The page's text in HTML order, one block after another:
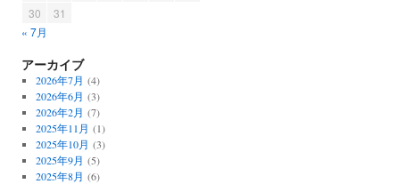
30
31
« 7月
アーカイブ
2026年7月 (4)
2026年6月 (3)
2026年2月 (7)
2025年11月 (1)
2025年10月 (3)
2025年9月 (5)
2025年8月 (6)